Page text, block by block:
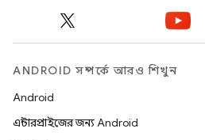
ANDROID সম্পর্কে আরও শিখুন
Android
এন্টারপ্রাইজের জন্য Android